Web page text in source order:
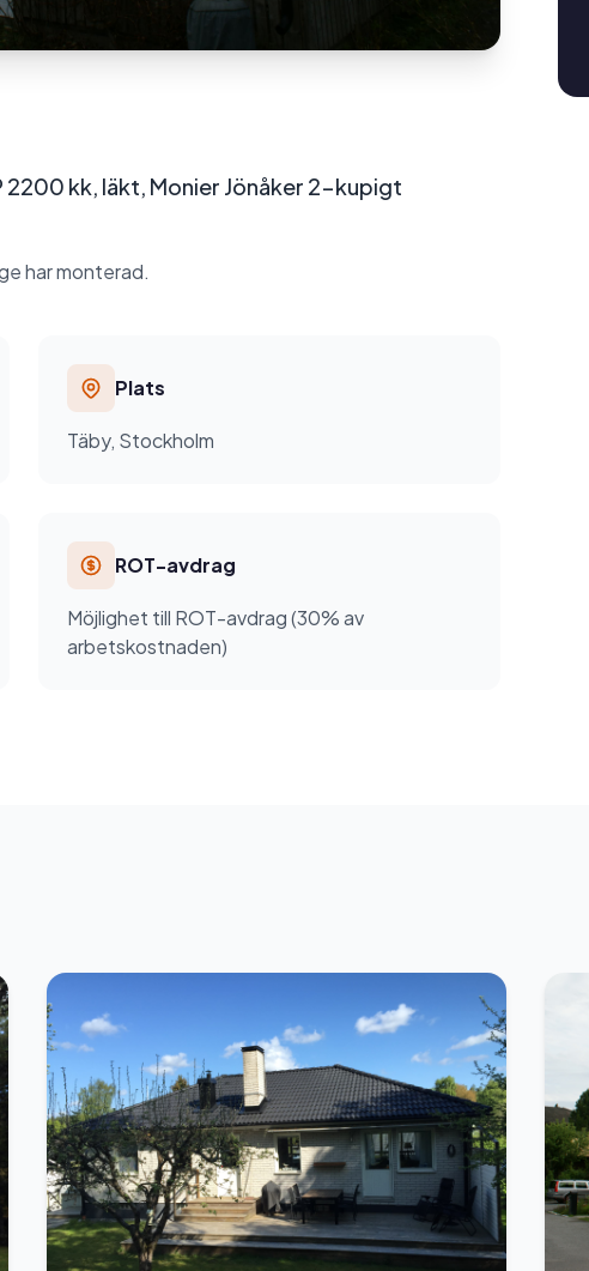
2200 kk, läkt, Monier Jönåker 2-kupigt
har monterad.
Plats
Täby, Stockholm
ROT-avdrag
Möjlighet till ROT-avdrag (30% av
arbetskostnaden)